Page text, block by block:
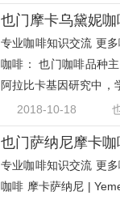
也门摩卡乌黛妮
专业咖啡知识交流 更
咖啡： 也门咖啡品种
阿拉比卡基因研究中，
比对
2018-10-18
也门萨纳尼摩卡
专业咖啡知识交流 更
咖啡 摩卡萨纳尼 |